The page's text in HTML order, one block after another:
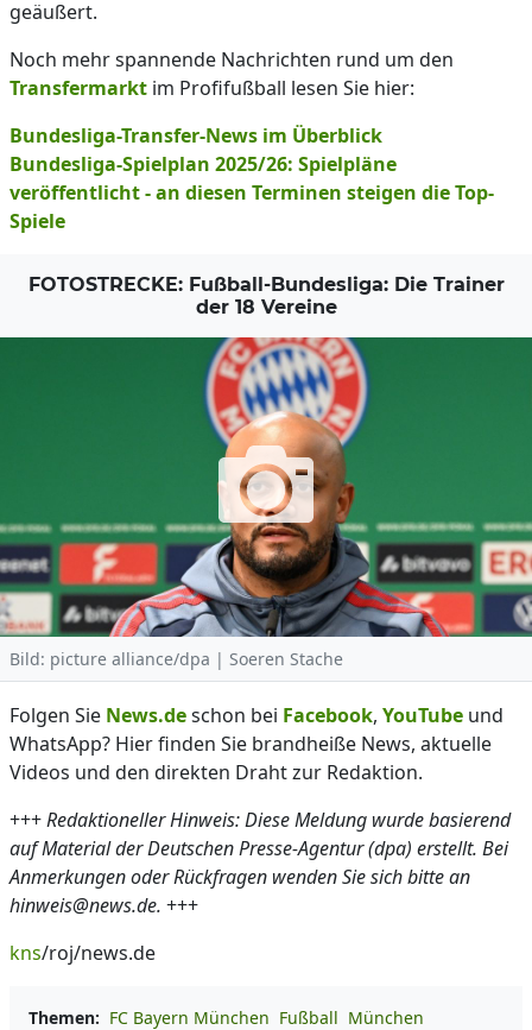
geäußert.
Noch mehr spannende Nachrichten rund um den
Transfermarkt im Profifußball lesen Sie hier:
Bundesliga-Transfer-News im Überblick
Bundesliga-Spielplan 2025/26: Spielpläne
veröffentlicht - an diesen Terminen steigen die Top-
Spiele
FOTOSTRECKE: Fußball-Bundesliga: Die Trainer
der 18 Vereine
Bild: picture alliance/dpa | Soeren Stache
Folgen Sie News.deschon bei Facebook, YouTube und
WhatsApp? Hier finden Sie brandheiße News, aktuelle
Videos und den direkten Draht zur Redaktion.
+++Redaktioneller Hinweis: Diese Meldung wurde basierend
auf Material der Deutschen Presse-Agentur (dpa) erstellt. Bei
Anmerkungen oder Rückfragen wenden Sie sich bitte an
hinweis@news.de. +++
kns/roj/news.de
Themen: FC Bayern München Fußball München